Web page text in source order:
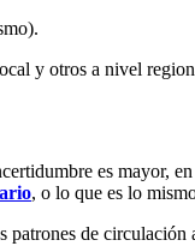
y otros a nivel
es mayor,
, o lo que es lo
de